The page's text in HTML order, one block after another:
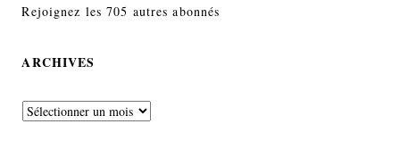
Rejoignez les 705 autres abonnés
ARCHIVES
Archives